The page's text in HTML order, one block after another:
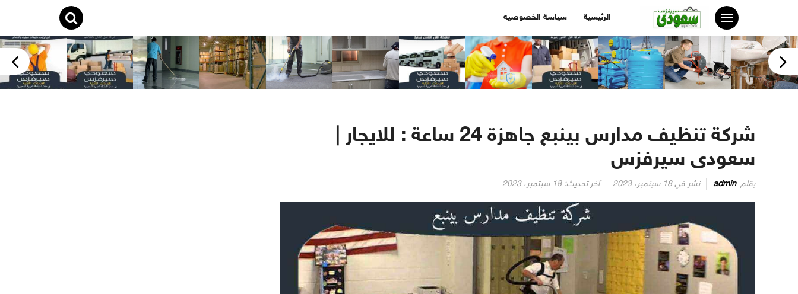
الرئيسية سياسة الخصوصيه
شركة تنظيف مدارس بينبع جاهزة 24 ساعة : للايجار |
سعودى سيرفزس
بقلم admin نشر في 18 سبتمبر، 2023 آخر تحديث: 18 سبتمبر، 2023